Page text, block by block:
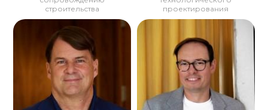
строительства
проектирования